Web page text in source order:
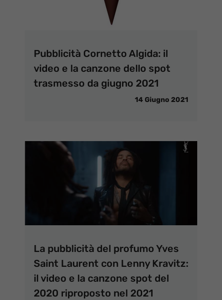
Pubblicità Cornetto Algida: il
video e la canzone dello spot
trasmesso da giugno 2021
14 Giugno 2021
La pubblicità del profumo Yves
Saint Laurent con Lenny Kravitz:
il video e la canzone spot del
2020 riproposto nel 2021